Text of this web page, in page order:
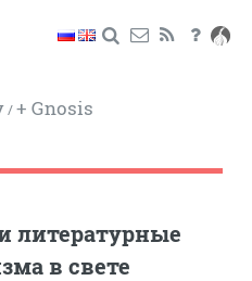
/+ Gnosis
литературные
в свете